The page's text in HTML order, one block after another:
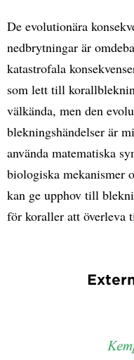
De evolutionära
nedbrytningar är
katastrofala
som lett till
välkända, men den
blekningshändelser är
använda matematiska
biologiska mekanismer
kan ge upphov till
för koraller att överleva